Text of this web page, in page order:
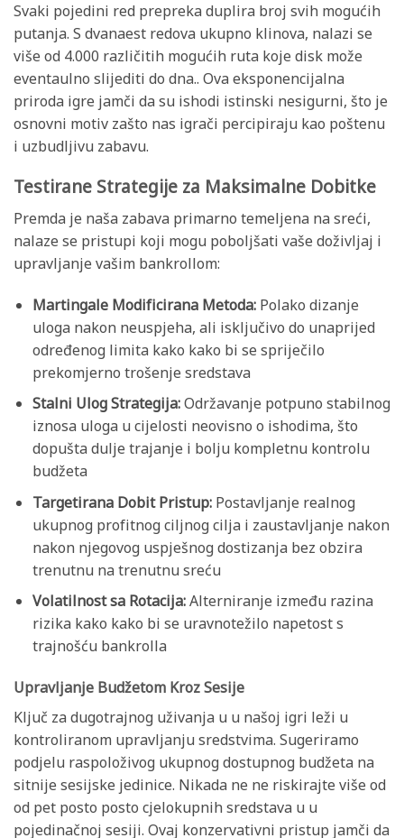
Svaki pojedini red prepreka duplira broj svih mogućih
putanja. S dvanaest redova ukupno klinova, nalazi se
više od 4.000 različitih mogućih ruta koje disk može
eventaulno slijediti do dna.. Ova eksponencijalna
priroda igre jamči da su ishodi istinski nesigurni, što je
osnovni motiv zašto nas igrači percipiraju kao poštenu
i uzbudljivu zabavu.
Testirane Strategije za Maksimalne Dobitke
Premda je naša zabava primarno temeljena na sreći,
nalaze se pristupi koji mogu poboljšati vaše doživljaj i
upravljanje vašim bankrollom:
Martingale Modificirana Metoda:Polako dizanje
uloga nakon neuspjeha, ali isključivo do unaprijed
određenog limita kako kako bi se spriječilo
prekomjerno trošenje sredstava
Stalni Ulog Strategija:Održavanje potpuno stabilnog
iznosa uloga u cijelosti neovisno o ishodima, što
dopušta dulje trajanje i bolju kompletnu kontrolu
budžeta
Targetirana Dobit Pristup:Postavljanje realnog
ukupnog profitnog ciljnog cilja i zaustavljanje nakon
nakon njegovog uspješnog dostizanja bez obzira
trenutnu na trenutnu sreću
Volatilnost sa Rotacija:Alterniranje između razina
rizika kako kako bi se uravnotežilo napetost s
trajnošću bankrolla
Upravljanje Budžetom Kroz Sesije
Ključ za dugotrajnog uživanja u u našoj igri leži u
kontroliranom upravljanju sredstvima. Sugeriramo
podjelu raspoloživog ukupnog dostupnog budžeta na
sitnije sesijske jedinice. Nikada ne ne riskirajte više od
od pet posto posto cjelokupnih sredstava u u
pojedinačnoj sesiji. Ovaj konzervativni pristup jamči da